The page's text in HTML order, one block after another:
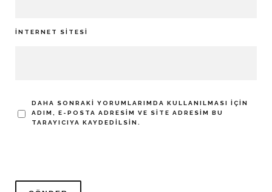
İNTERNET SITESI
DAHA SONRAKI YORUMLARIMDA KULLANILMASI IÇIN
ADIM, E-POSTA ADRESIM VE SITE ADRESIM BU
TARAYICIYA KAYDEDILSIN.